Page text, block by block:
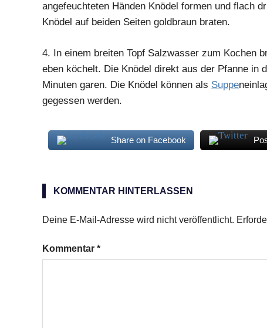
angefeuchteten Händen Knödel formen und flach
Knödel auf beiden Seiten goldbraun braten.
4. In einem breiten Topf Salzwasser zum Kochen
eben köchelt. Die Knödel direkt aus der Pfanne in
Minuten garen. Die Knödel können als Suppe
gegessen werden.
Share on Facebook
Knödel
KOMMENTAR HINTERLASSEN
Deine E-Mail-Adresse wird nicht veröffentlicht.
Kommentar *